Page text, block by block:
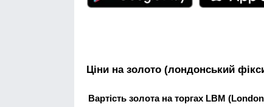
Ціни на золото (лондонський
Вартість золота на торгах LBM